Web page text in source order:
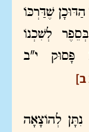
שֶׁדַּרְכּוֹ
לְשִׁכְנוֹ
י"ב
נִתָּן לְהוֹצָאָה